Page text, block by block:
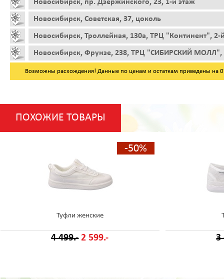
Новосибирск, пр. Дзержинского, 23, 1-й этаж
Новосибирск, Советская, 37, цоколь
Новосибирск, Троллейная, 130а, ТРЦ "Континент", 2-
Новосибирск, Фрунзе, 238, ТРЦ "СИБИРСКИЙ МОЛЛ",
Возможны расхождения! Данные по ценам и остаткам приведены на
ПОХОЖИЕ ТОВАРЫ
-50%
Туфли женские
4 499.- 2 599.- 3